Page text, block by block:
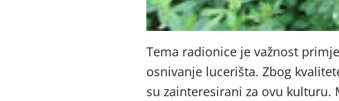
Tema radionice je važnost
osnivanje lucerišta. Zbog
su zainteresirani za ovu